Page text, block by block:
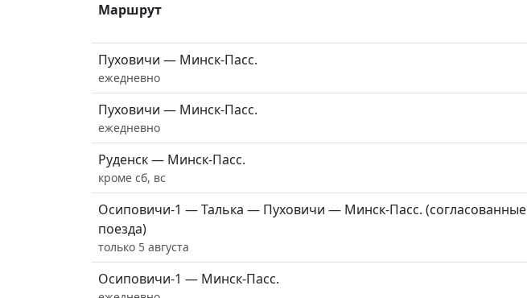
Маршрут
Пуховичи — Минск-Пасс.
ежедневно
Пуховичи — Минск-Пасс.
ежедневно
Руденск — Минск-Пасс.
кроме сб, вс
Осиповичи-1 — Талька — Пуховичи — Минск-Пасс. (согласованные
поезда)
только 5 августа
Осиповичи-1 — Минск-Пасс.